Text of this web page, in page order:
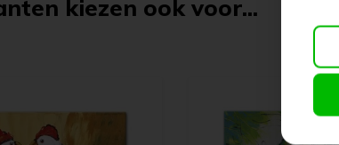
kiezen ook voor...